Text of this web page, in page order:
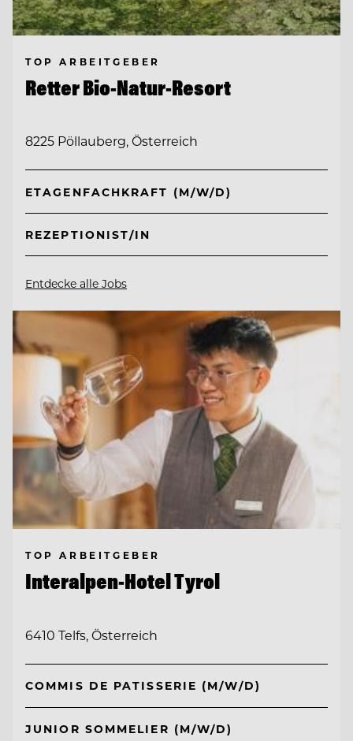
TOP ARBEITGEBER
Retter Bio-Natur-Resort
8225 Pöllauberg, Österreich
ETAGENFACHKRAFT (M/W/D)
REZEPTIONIST/IN
Entdecke alle Jobs
TOP ARBEITGEBER
Interalpen-Hotel Tyrol
6410 Telfs, Österreich
COMMIS DE PATISSERIE (M/W/D)
JUNIOR SOMMELIER (M/W/D)